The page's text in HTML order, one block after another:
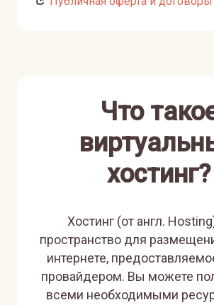
Что
хостинг?
Хостинг (от англ.
пространство для
интернете,
провайдером. Вы можете
всеми необходимыми